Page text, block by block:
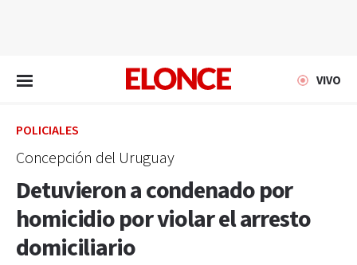
VIVO
POLICIALES
Concepción del Uruguay
Detuvieron a condenado por
homicidio por violar el arresto
domiciliario